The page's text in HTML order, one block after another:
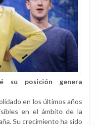
posición genera
en los últimos años
en el ámbito de la
Su crecimiento ha sido